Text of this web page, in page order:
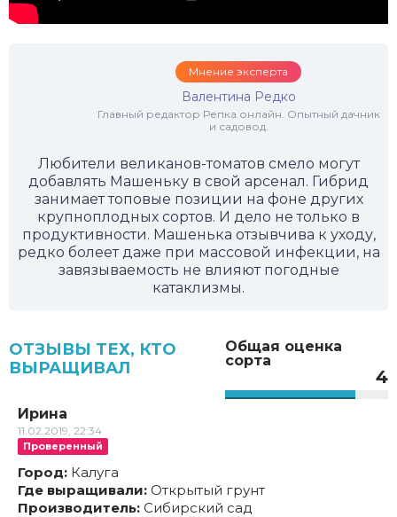
Мнение эксперта
Валентина Редко
Главный редактор Репка.онлайн. Опытный дачник
и садовод.
Любители великанов-томатов смело могут
добавлять Машеньку в свой арсенал. Гибрид
занимает топовые позиции на фоне других
крупноплодных сортов. И дело не только в
продуктивности. Машенька отзывчива к уходу,
редко болеет даже при массовой инфекции, на
завязываемость не влияют погодные
катаклизмы.
Общая оценка
сорта
4
ОТЗЫВЫ ТЕХ, КТО
ВЫРАЩИВАЛ
Ирина
11.02.2019, 22:34
Проверенный
Город: Калуга
Где выращивали: Открытый грунт
Производитель: Сибирский сад